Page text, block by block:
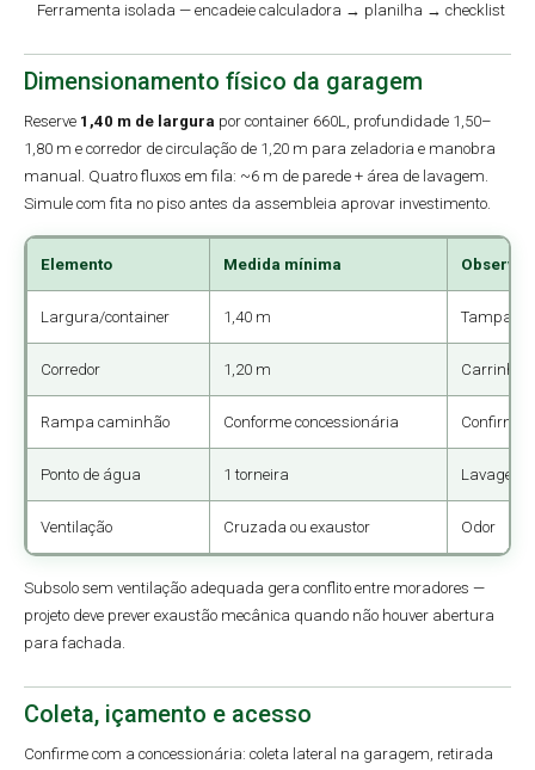
Ferramenta isolada — encadeie calculadora → planilha → checklist
Dimensionamento físico da garagem
Reserve 1,40 m de largura por container 660L, profundidade 1,50–
1,80 m e corredor de circulação de 1,20 m para zeladoria e manobra
manual. Quatro fluxos em fila: ~6 m de parede + área de lavagem.
Simule com fita no piso antes da assembleia aprovar investimento.
Elemento Medida mínima
Largura/container 1,40 m Tampa
Corredor 1,20 m Carrinho
Rampa caminhão Conforme concessionária Confirmar
Ponto de água 1 torneira Lavagem
Ventilação Cruzada ou exaustor Odor
Subsolo sem ventilação adequada gera conflito entre moradores —
projeto deve prever exaustão mecânica quando não houver abertura
para fachada.
Coleta, içamento e acesso
Confirme com a concessionária: coleta lateral na garagem, retirada